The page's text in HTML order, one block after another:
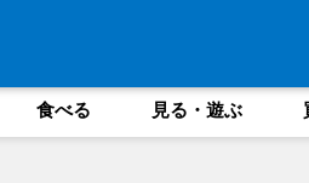
食べる 見る・遊ぶ